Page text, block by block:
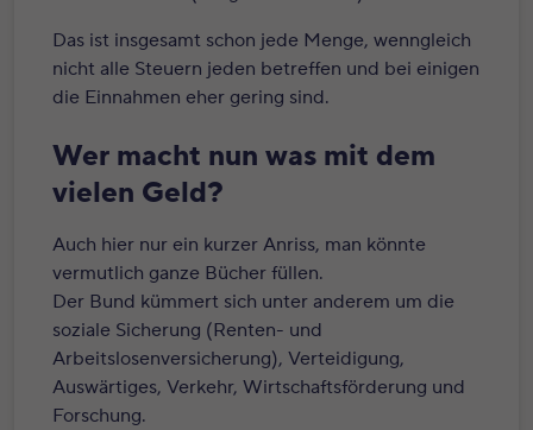
Das ist insgesamt schon jede Menge, wenngleich
nicht alle Steuern jeden betreffen und bei einigen
die Einnahmen eher gering sind.
Wer macht nun was mit dem
vielen Geld?
Auch hier nur ein kurzer Anriss, man könnte
vermutlich ganze Bücher füllen.
Der Bund kümmert sich unter anderem um die
soziale Sicherung (Renten- und
Arbeitslosenversicherung), Verteidigung,
Auswärtiges, Verkehr, Wirtschaftsförderung und
Forschung.